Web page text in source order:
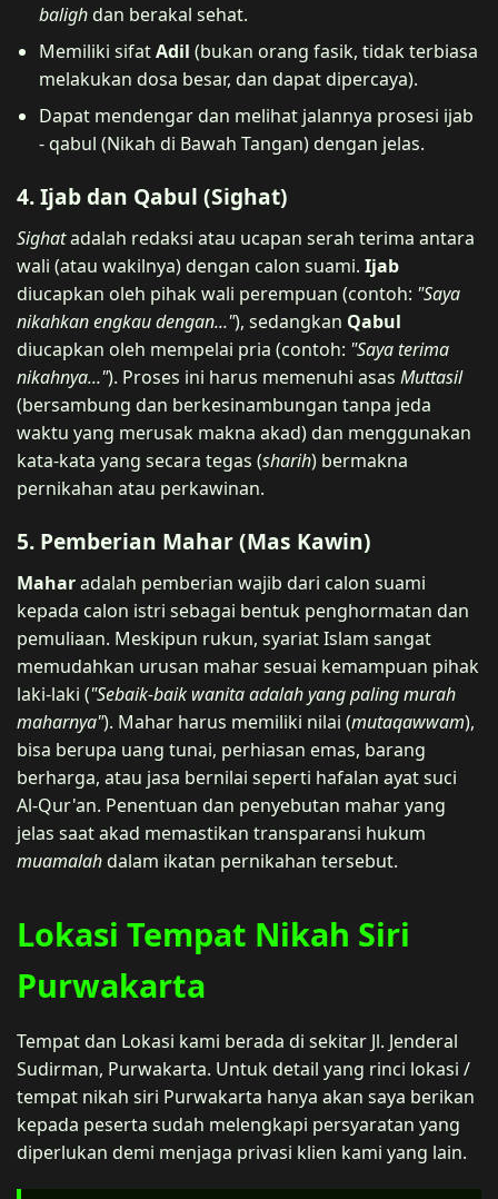
balighdan berakal sehat.
Memiliki sifatAdil (bukan orang fasik, tidak terbiasa
melakukan dosa besar, dan dapat dipercaya).
Dapat mendengar dan melihat jalannya prosesi ijab
- qabul (Nikah di Bawah Tangan) dengan jelas.
4. Ijab dan Qabul (Sighat)
Sighatadalah redaksi atau ucapan serah terima antara
wali (atau wakilnya) dengan calon suami. Ijab
diucapkan oleh pihak wali perempuan (contoh: "Saya
nikahkan engkau dengan..."), sedangkan Qabul
diucapkan oleh mempelai pria (contoh: "Saya terima
nikahnya..."). Proses ini harus memenuhi asas Muttasil
(bersambung dan berkesinambungan tanpa jeda
waktu yang merusak makna akad) dan menggunakan
kata-kata yang secara tegas (sharih) bermakna
pernikahan atau perkawinan.
5. Pemberian Mahar (Mas Kawin)
Maharadalah pemberian wajib dari calon suami
kepada calon istri sebagai bentuk penghormatan dan
pemuliaan. Meskipun rukun, syariat Islam sangat
memudahkan urusan mahar sesuai kemampuan pihak
laki-laki ("Sebaik-baik wanita adalah yang paling murah
maharnya"). Mahar harus memiliki nilai (mutaqawwam),
bisa berupa uang tunai, perhiasan emas, barang
berharga, atau jasa bernilai seperti hafalan ayat suci
Al-Qur'an. Penentuan dan penyebutan mahar yang
jelas saat akad memastikan transparansi hukum
muamalahdalam ikatan pernikahan tersebut.
Lokasi Tempat Nikah Siri
Purwakarta
Tempat dan Lokasi kami berada di sekitar Jl. Jenderal
Sudirman, Purwakarta. Untuk detail yang rinci lokasi /
tempat nikah siri Purwakarta hanya akan saya berikan
kepada peserta sudah melengkapi persyaratan yang
diperlukan demi menjaga privasi klien kami yang lain.